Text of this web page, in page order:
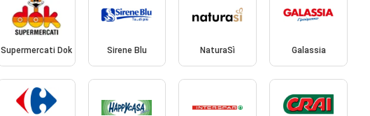
Supermercati Dok Sirene Blu NaturaSì Galassia